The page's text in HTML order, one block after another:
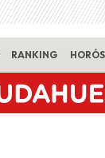
RANKING